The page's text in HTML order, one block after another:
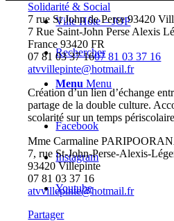
Ville Hôte – JOP
Rechercher
Menu Menu
Facebook
Instagram
Youtube
Solidarité & Social
7 rue St John de Perse 93420
7 Rue Saint-John Perse Alexis
France 93420 FR
07 81 03 37 1607 81 03 37 16
atvvillepinte@hotmail.fr
Création d’un lien d’échange
partage de la double culture.
scolarité sur un temps
Mme Carmaline
7, rue St-John-Perse-Alexis-
93420 Villepinte
07 81 03 37 16
atvvillepinte@hotmail.fr
Partager